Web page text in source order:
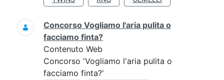
Concorso Vogliamo l'aria pulita o
facciamo finta?
Contenuto Web
Concorso 'Vogliamo l'aria pulita o
facciamo finta?'